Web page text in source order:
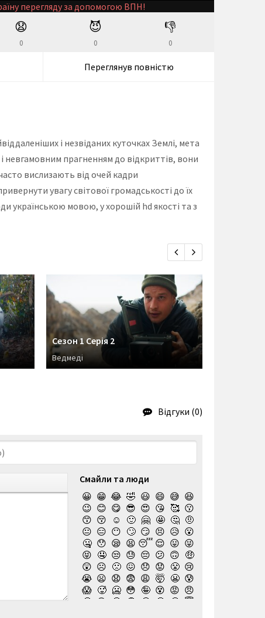
перегляду за допомогою ВПН!
😧
0
😈
0
👎
0
Переглянув повністю
і незвіданих куточках Землі, мета
невгамовним прагненням до відкриттів, вони
вислизають від очей кадри
увагу світової громадськості до їх
українською мовою, у хорошій hd якості та з
Сезон 1 Серія 2
Ведмеді
Відгуки (0)
Смайли та люди
😀 😁 😂 🤣 😃 😄 😅 😆
😉 😊 😋 😎 😍 😘 🥰 😗
😙 😚 ☺️ 🙂 🤗 🤩 🤔 🤨
😐 😑 😶 🙄 😏 😣 😥 😮
🤐 😯 😪 😫 😴 😌 😛 😜
😝 🤤 😒 😓 😔 😕 🙃 🤑
😲 ☹️ 🙁 😖 😞 😟 😤 😢
😭 😦 😧 😨 😩 🤯 😬 😰
😱 🥵 🥶 😳 🤪 😵 😡 😠
🤬
😷 🤒 🤕 🤢 🤮 🤧 😇